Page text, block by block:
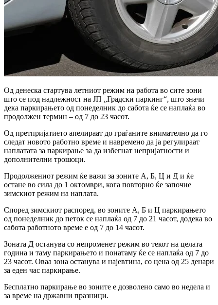
Од денеска стартува летниот режим на работа во сите зони
што се под надлежност на ЈП „Градски паркинг“, што значи
дека паркирањето од понеделник до сабота ќе се наплаќа во
продолжен термин – од 7 до 23 часот.
Од претпријатието апелираат до граѓаните внимателно да го
следат новото работно време и навремено да ја регулираат
наплатата за паркирање за да избегнат непријатности и
дополнителни трошоци.
Продолжениот режим ќе важи за зоните А, Б, Ц и Д и ќе
остане во сила до 1 октомври, кога повторно ќе започне
зимскиот режим на наплата.
Според зимскиот распоред, во зоните А, Б и Ц паркирањето
од понеделник до петок се наплаќа од 7 до 21 часот, додека во
сабота работното време е од 7 до 14 часот.
Зоната Д останува со непроменет режим во текот на целата
година и таму паркирањето и понатаму ќе се наплаќа од 7 до
23 часот. Оваа зона останува и најевтина, со цена од 25 денари
за еден час паркирање.
Бесплатно паркирање во зоните е дозволено само во недела и
за време на државни празници.